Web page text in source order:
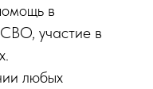
в
участие в
любых